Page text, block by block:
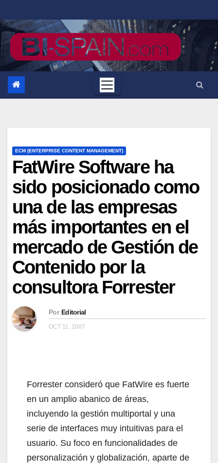
al
contenido
ECM (ENTERPRISE CONTENT MANAGEMENT)
FatWire Software ha
sido posicionado como
una de las empresas
más importantes en el
mercado de Gestión de
Contenido por la
consultora Forrester
Por Editorial
OCT 11, 2007
Forrester consideró que FatWire es fuerte
en un amplio abanico de áreas,
incluyendo la gestión multiportal y una
serie de interfaces muy intuitivas para el
usuario. Su foco en funcionalidades de
personalización y globalización, aparte de